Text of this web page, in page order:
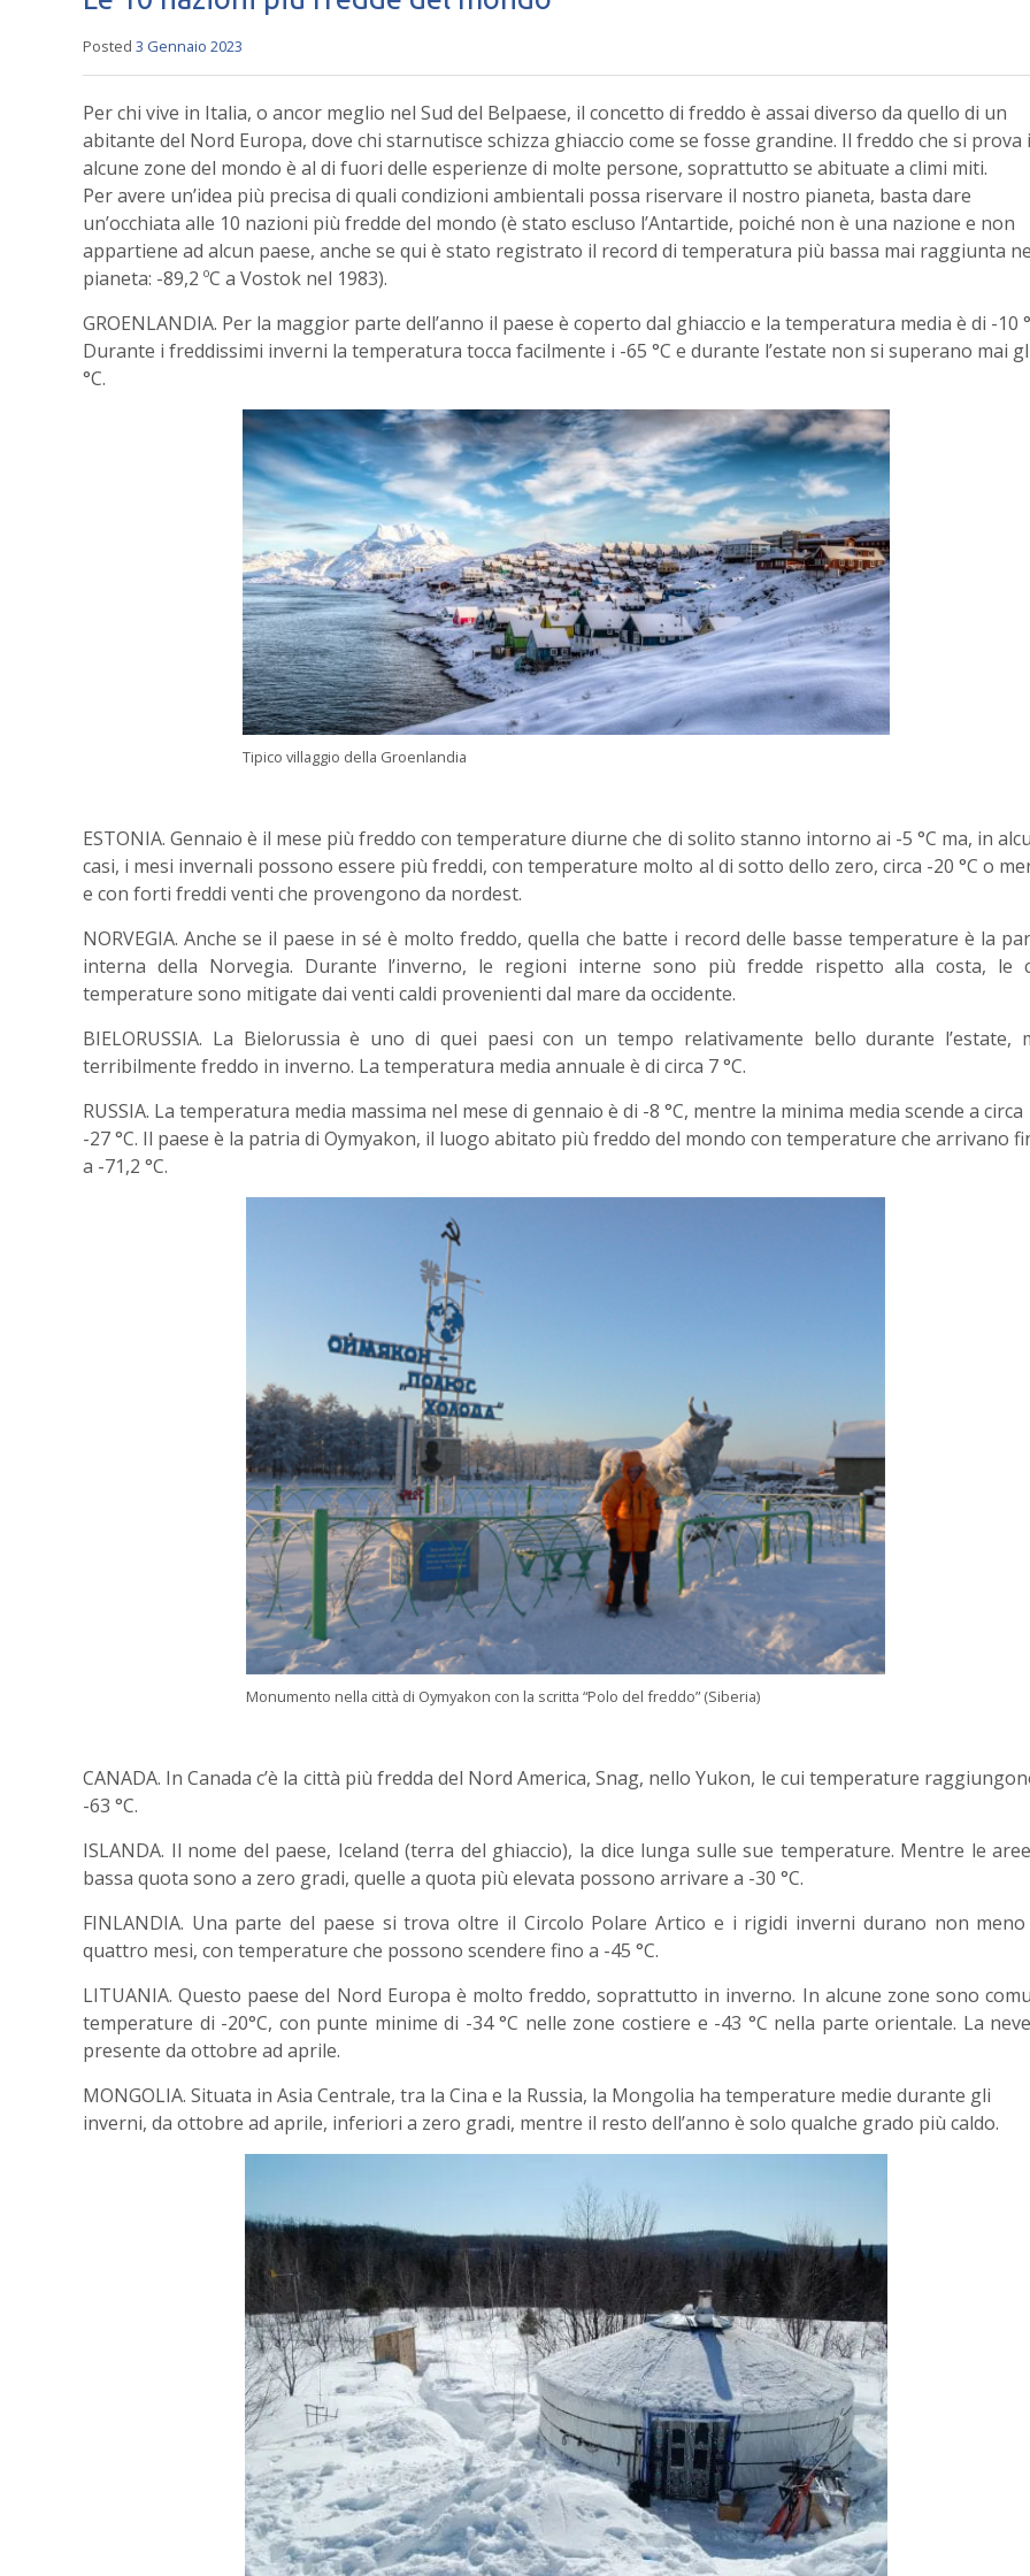
Posted 3 Gennaio 2023
Per chi vive in Italia, o ancor meglio nel Sud del Belpaese, il concetto di freddo è assai diverso da quello di un
abitante del Nord Europa, dove chi starnutisce schizza ghiaccio come se fosse grandine. Il freddo che si prova
alcune zone del mondo è al di fuori delle esperienze di molte persone, soprattutto se abituate a climi miti.
Per avere un’idea più precisa di quali condizioni ambientali possa riservare il nostro pianeta, basta dare
un’occhiata alle 10 nazioni più fredde del mondo (è stato escluso l’Antartide, poiché non è una nazione e non
appartiene ad alcun paese, anche se qui è stato registrato il record di temperatura più bassa mai raggiunta
pianeta: -89,2 ºC a Vostok nel 1983).
GROENLANDIA. Per la maggior parte dell’anno il paese è coperto dal ghiaccio e la temperatura media è di -10
Durante i freddissimi inverni la temperatura tocca facilmente i -65 °C e durante l’estate non si superano mai
°C.
Tipico villaggio della Groenlandia
ESTONIA. Gennaio è il mese più freddo con temperature diurne che di solito stanno intorno ai -5 °C ma, in
casi, i mesi invernali possono essere più freddi, con temperature molto al di sotto dello zero, circa -20 °C o
e con forti freddi venti che provengono da nordest.
NORVEGIA. Anche se il paese in sé è molto freddo, quella che batte i record delle basse temperature è la
interna della Norvegia. Durante l’inverno, le regioni interne sono più fredde rispetto alla costa, le
temperature sono mitigate dai venti caldi provenienti dal mare da occidente.
BIELORUSSIA. La Bielorussia è uno di quei paesi con un tempo relativamente bello durante l’estate,
terribilmente freddo in inverno. La temperatura media annuale è di circa 7 °C.
RUSSIA. La temperatura media massima nel mese di gennaio è di -8 °C, mentre la minima media scende a circa
-27 °C. Il paese è la patria di Oymyakon, il luogo abitato più freddo del mondo con temperature che arrivano
a -71,2 °C.
Monumento nella città di Oymyakon con la scritta “Polo del freddo” (Siberia)
CANADA. In Canada c’è la città più fredda del Nord America, Snag, nello Yukon, le cui temperature
-63 °C.
ISLANDA. Il nome del paese, Iceland (terra del ghiaccio), la dice lunga sulle sue temperature. Mentre le
bassa quota sono a zero gradi, quelle a quota più elevata possono arrivare a -30 °C.
FINLANDIA. Una parte del paese si trova oltre il Circolo Polare Artico e i rigidi inverni durano non meno
quattro mesi, con temperature che possono scendere fino a -45 °C.
LITUANIA. Questo paese del Nord Europa è molto freddo, soprattutto in inverno. In alcune zone sono
temperature di -20°C, con punte minime di -34 °C nelle zone costiere e -43 °C nella parte orientale. La
presente da ottobre ad aprile.
MONGOLIA. Situata in Asia Centrale, tra la Cina e la Russia, la Mongolia ha temperature medie durante gli
inverni, da ottobre ad aprile, inferiori a zero gradi, mentre il resto dell’anno è solo qualche grado più caldo.